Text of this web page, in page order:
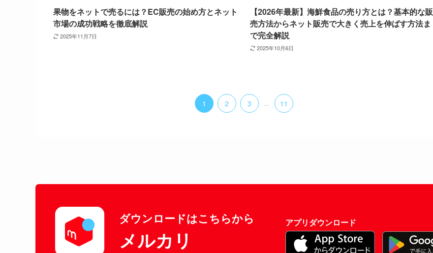
果物をネットで売るには？EC販売の始め方とネット
市場の成功戦略を徹底解説
2025年11月7日
【2026年最新】海鮮食品の売り方とは？基本的な販
売方法からネット販売で大きく売上を伸ばす方法ま
で完全解説
2025年10月6日
1 2 3 ... 11
ダウンロードはこちらから
メルカリ
アプリダウンロード